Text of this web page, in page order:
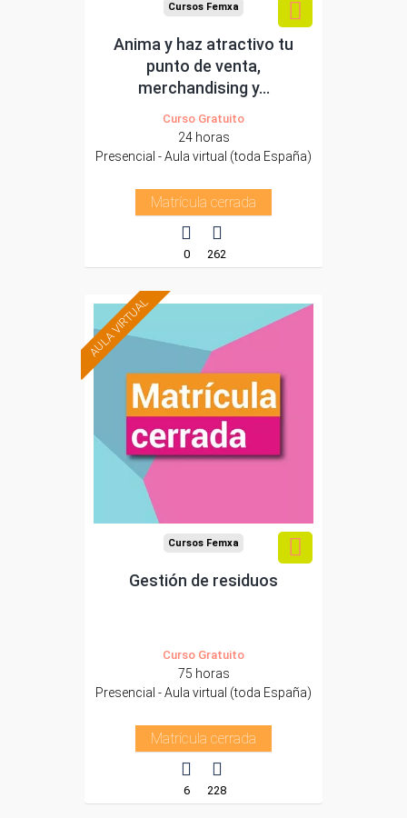
Cursos Femxa
Anima y haz atractivo tu
punto de venta,
merchandising y...
Curso Gratuito
24 horas
Presencial - Aula virtual (toda España)
Matrícula cerrada
0 262
AULA VIRTUAL
Cursos Femxa
Gestión de residuos
Curso Gratuito
75 horas
Presencial - Aula virtual (toda España)
Matrícula cerrada
6 228